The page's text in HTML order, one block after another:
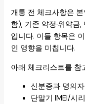
개통 전 체크사항은
함), 기존 약정·위약금
입니다. 이들 항목은
인 영향을 미칩니다.
아래 체크리스트를 참
신분증과 명의
단말기 IMEI/시